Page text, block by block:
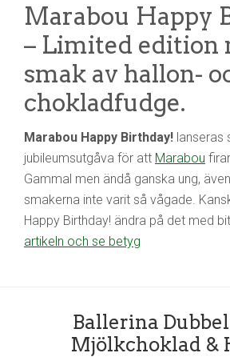
Marabou Happy
– Limited edition
smak av hallon-
chokladfudge.
Marabou Happy Birthday! lanseras
jubileumsutgåva för att Marabou
Gammal men ändå ganska ung,
smakerna inte varit så vågade.
Happy Birthday! ändra på det med
artikeln och se betyg
Ballerina
Mjölkchoklad &